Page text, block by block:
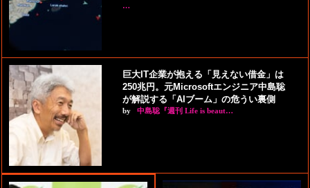
…
巨大IT企業が抱える「見えない借金」は
250兆円。元Microsoftエンジニア中島聡
が解説する「AIブーム」の危うい裏側
by 中島聡『週刊 Life is beaut…